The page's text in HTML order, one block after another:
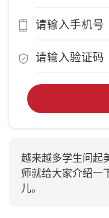
越来越多学生问起
师就给大家介绍一
儿。